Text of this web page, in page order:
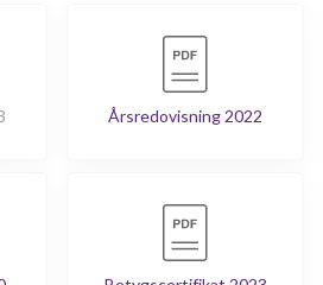
Årsredovisning 2022